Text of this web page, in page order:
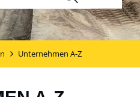
Unternehmen A-Z